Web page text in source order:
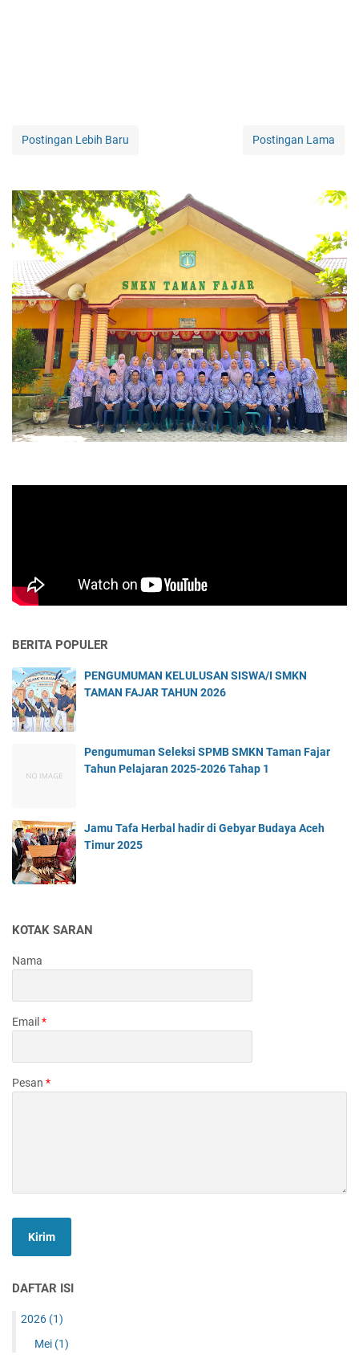
Postingan Lebih Baru Postingan Lama
BERITA POPULER
PENGUMUMAN KELULUSAN SISWA/I SMKN
TAMAN FAJAR TAHUN 2026
Pengumuman Seleksi SPMB SMKN Taman Fajar
Tahun Pelajaran 2025-2026 Tahap 1
Jamu Tafa Herbal hadir di Gebyar Budaya Aceh
Timur 2025
KOTAK SARAN
Nama
Email *
Pesan *
DAFTAR ISI
2026 (1)
Mei (1)